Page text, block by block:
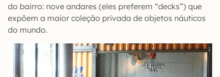
do bairro: nove andares (eles preferem “decks”) que
expõem a maior coleção privada de objetos náuticos
do mundo.